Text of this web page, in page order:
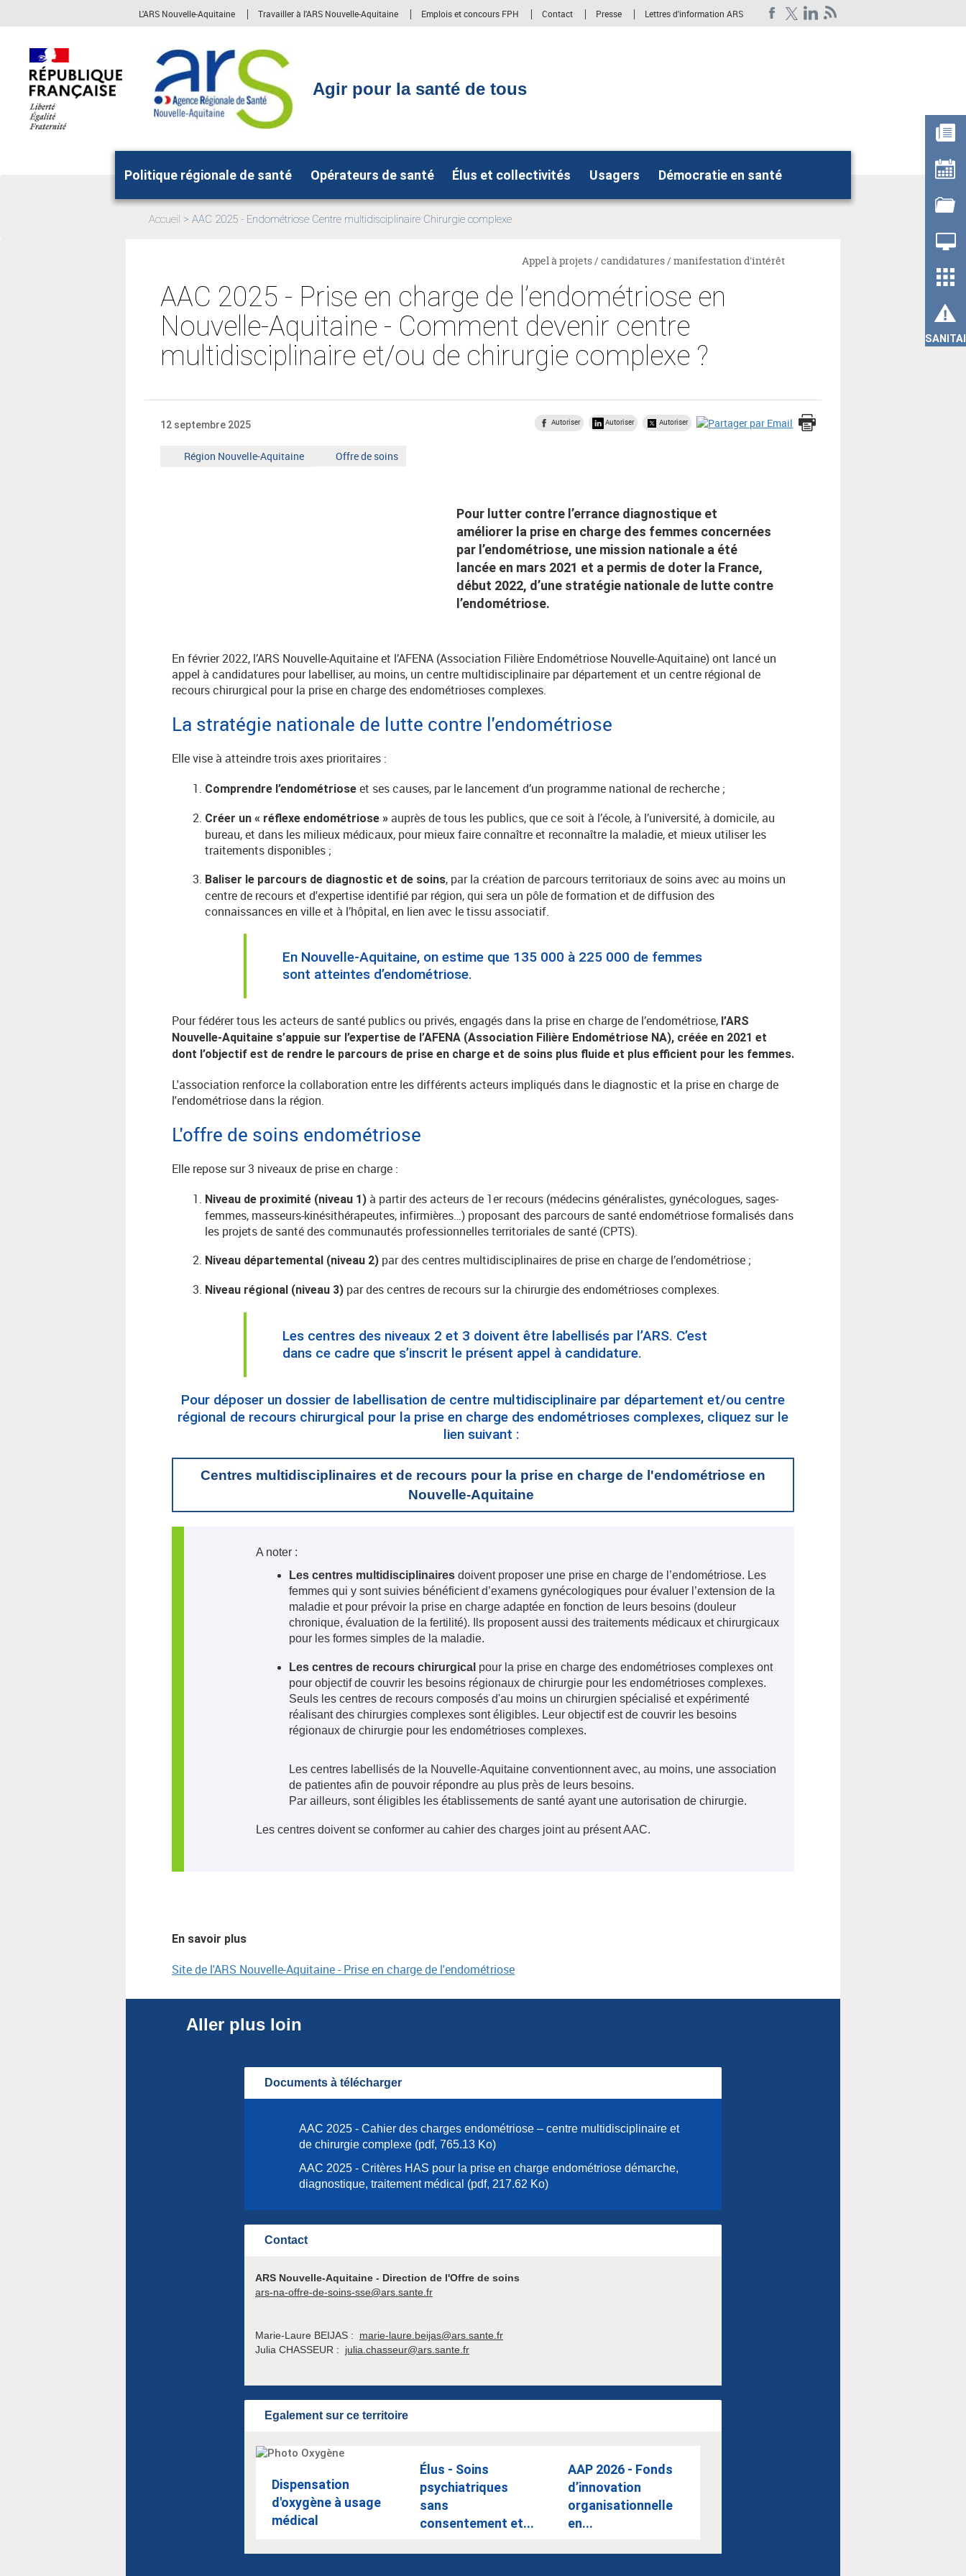
principal,
L'ARS Nouvelle-Aquitaine Travailler à l'ARS Nouvelle-Aquitaine Emplois et concours FPH Contact Presse Lettres d'information ARS
Agir pour la santé de tous
Politique régionale de santé Opérateurs de santé Élus et collectivités Usagers Démocratie en santé
Accueil
AAC 2025 - Endométriose Centre multidisciplinaire Chirurgie complexe
AAC 2025 - Prise en charge de l’endométriose en
Nouvelle-Aquitaine - Comment devenir centre
multidisciplinaire et/ou de chirurgie complexe ?
Appel à projets / candidatures / manifestation d'intérêt
12 septembre 2025 Autoriser Autoriser Autoriser
Territoire
Région Nouvelle-Aquitaine
Mot
Offre de soins
Pour lutter contre l’errance diagnostique et
améliorer la prise en charge des femmes concernées
par l’endométriose, une mission nationale a été
lancée en mars 2021 et a permis de doter la France,
début 2022, d’une stratégie nationale de lutte contre
l’endométriose.
En février 2022, l’ARS Nouvelle-Aquitaine et l’AFENA (Association Filière Endométriose Nouvelle-Aquitaine) ont lancé un
appel à candidatures pour labelliser, au moins, un centre multidisciplinaire par département et un centre régional de
recours chirurgical pour la prise en charge des endométrioses complexes.
La stratégie nationale de lutte contre l'endométriose
Elle vise à atteindre trois axes prioritaires :
Comprendre l’endométriose et ses causes, par le lancement d’un programme national de recherche ;
Créer un « réflexe endométriose » auprès de tous les publics, que ce soit à l’école, à l’université, à domicile, au
bureau, et dans les milieux médicaux, pour mieux faire connaître et reconnaître la maladie, et mieux utiliser les
traitements disponibles ;
Baliser le parcours de diagnostic et de soins, par la création de parcours territoriaux de soins avec au moins un
centre de recours et d'expertise identifié par région, qui sera un pôle de formation et de diffusion des
connaissances en ville et à l’hôpital, en lien avec le tissu associatif.
En Nouvelle-Aquitaine, on estime que 135 000 à 225 000 de femmes
sont atteintes d’endométriose.
Pour fédérer tous les acteurs de santé publics ou privés, engagés dans la prise en charge de l’endométriose, l’ARS
Nouvelle-Aquitaine s’appuie sur l’expertise de l’AFENA (Association Filière Endométriose NA), créée en 2021 et
dont l’objectif est de rendre le parcours de prise en charge et de soins plus fluide et plus efficient pour les femmes.
L'association renforce la collaboration entre les différents acteurs impliqués dans le diagnostic et la prise en charge de
l'endométriose dans la région.
L'offre de soins endométriose
Elle repose sur 3 niveaux de prise en charge :
Niveau de proximité (niveau 1) à partir des acteurs de 1er recours (médecins généralistes, gynécologues, sages-
femmes, masseurs-kinésithérapeutes, infirmières…) proposant des parcours de santé endométriose formalisés dans
les projets de santé des communautés professionnelles territoriales de santé (CPTS).
Niveau départemental (niveau 2) par des centres multidisciplinaires de prise en charge de l’endométriose ;
Niveau régional (niveau 3) par des centres de recours sur la chirurgie des endométrioses complexes.
Les centres des niveaux 2 et 3 doivent être labellisés par l’ARS. C’est
dans ce cadre que s’inscrit le présent appel à candidature.
Pour déposer un dossier de labellisation de centre multidisciplinaire par département et/ou centre
régional de recours chirurgical pour la prise en charge des endométrioses complexes, cliquez sur le
lien suivant :
Centres multidisciplinaires et de recours pour la prise en charge de l'endométriose en
Nouvelle-Aquitaine
A noter :
Les centres multidisciplinaires doivent proposer une prise en charge de l’endométriose. Les
femmes qui y sont suivies bénéficient d’examens gynécologiques pour évaluer l’extension de la
maladie et pour prévoir la prise en charge adaptée en fonction de leurs besoins (douleur
chronique, évaluation de la fertilité). Ils proposent aussi des traitements médicaux et chirurgicaux
pour les formes simples de la maladie.
Les centres de recours chirurgical pour la prise en charge des endométrioses complexes ont
pour objectif de couvrir les besoins régionaux de chirurgie pour les endométrioses complexes.
Seuls les centres de recours composés d'au moins un chirurgien spécialisé et expérimenté
réalisant des chirurgies complexes sont éligibles. Leur objectif est de couvrir les besoins
régionaux de chirurgie pour les endométrioses complexes.
Les centres labellisés de la Nouvelle-Aquitaine conventionnent avec, au moins, une association
de patientes afin de pouvoir répondre au plus près de leurs besoins.
Par ailleurs, sont éligibles les établissements de santé ayant une autorisation de chirurgie.
Les centres doivent se conformer au cahier des charges joint au présent AAC.
En savoir plus
Site de l'ARS Nouvelle-Aquitaine - Prise en charge de l'endométriose
Aller plus loin
Documents à télécharger
AAC 2025 - Cahier des charges endométriose – centre multidisciplinaire et
de chirurgie complexe (pdf, 765.13 Ko)
AAC 2025 - Critères HAS pour la prise en charge endométriose démarche,
diagnostique, traitement médical (pdf, 217.62 Ko)
Contact
ARS Nouvelle-Aquitaine - Direction de l'Offre de soins
ars-na-offre-de-soins-sse@ars.sante.fr
Marie-Laure BEIJAS : marie-laure.beijas@ars.sante.fr
Julia CHASSEUR : julia.chasseur@ars.sante.fr
Egalement sur ce territoire
Dispensation
d'oxygène à usage
médical
Élus - Soins
psychiatriques
sans
consentement et...
AAP 2026 - Fonds
d’innovation
organisationnelle
en...